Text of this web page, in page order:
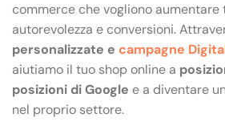
commerce che vogliono
autorevolezza e conversioni.
personalizzate e campagne
aiutiamo il tuo shop online a
posizioni di Google e a diventare
nel proprio settore.